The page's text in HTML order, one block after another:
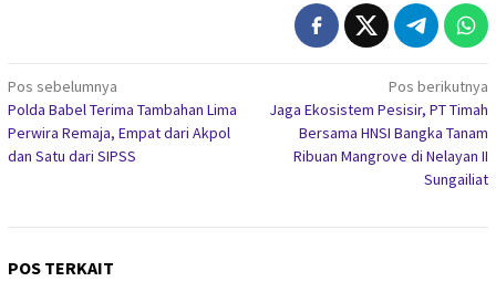
Navigasi
pos
Pos sebelumnya
Polda Babel Terima Tambahan Lima
Perwira Remaja, Empat dari Akpol
dan Satu dari SIPSS
Pos berikutnya
Jaga Ekosistem Pesisir, PT Timah
Bersama HNSI Bangka Tanam
Ribuan Mangrove di Nelayan II
Sungailiat
POS TERKAIT